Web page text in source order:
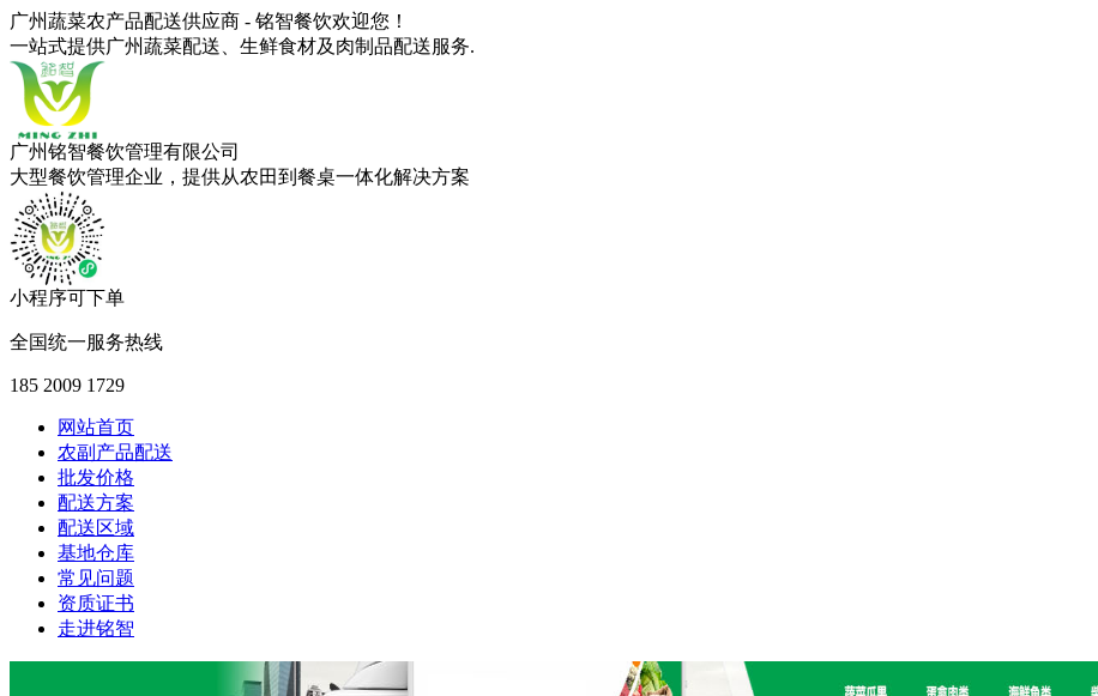
广州蔬菜农产品配送供应商 - 铭智餐饮欢迎您！
一站式提供广州蔬菜配送、生鲜食材及肉制品配送服务.
广州铭智餐饮管理有限公司
大型餐饮管理企业，提供从农田到餐桌一体化解决方案
小程序可下单
全国统一服务热线
185 2009 1729
网站首页
农副产品配送
批发价格
配送方案
配送区域
基地仓库
常见问题
资质证书
走进铭智